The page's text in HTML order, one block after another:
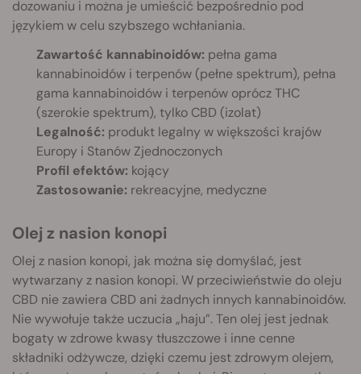
dozowaniu i można je umieścić bezpośrednio pod
językiem w celu szybszego wchłaniania.
Zawartość kannabinoidów: pełna gama
kannabinoidów i terpenów (pełne spektrum), pełna
gama kannabinoidów i terpenów oprócz THC
(szerokie spektrum), tylko CBD (izolat)
Legalność: produkt legalny w większości krajów
Europy i Stanów Zjednoczonych
Profil efektów: kojący
Zastosowanie: rekreacyjne, medyczne
Olej z nasion konopi
Olej z nasion konopi, jak można się domyślać, jest
wytwarzany z nasion konopi. W przeciwieństwie do oleju
CBD nie zawiera CBD ani żadnych innych kannabinoidów.
Nie wywołuje także uczucia „haju”. Ten olej jest jednak
bogaty w zdrowe kwasy tłuszczowe i inne cenne
składniki odżywcze, dzięki czemu jest zdrowym olejem,